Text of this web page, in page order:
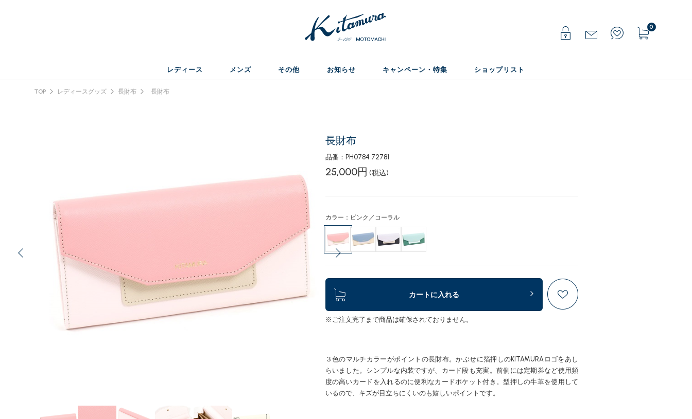
0
レディース メンズ その他 お知らせ キャンペーン・特集 ショップリスト
TOP レディースグッズ 長財布 長財布
長財布
品番：PH0784 72781
25,000円 (税込)
カラー：ピンク／コーラル
カートに入れる
※ご注文完了まで商品は確保されておりません。
３色のマルチカラーがポイントの長財布。かぶせに箔押しのKITAMURAロゴをあし
らいました。シンプルな内装ですが、カード段も充実。前側には定期券など使用頻
度の高いカードを入れるのに便利なカードポケット付き。型押しの牛革を使用して
いるので、キズが目立ちにくいのも嬉しいポイントです。